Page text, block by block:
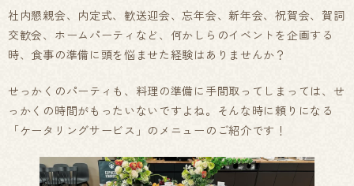
社内懇親会、内定式、歓送迎会、忘年会、新年会、祝賀会、賀詞
交歓会、ホームパーティなど、何かしらのイベントを企画する
時、食事の準備に頭を悩ませた経験はありませんか？
せっかくのパーティも、料理の準備に手間取ってしまっては、せ
っかくの時間がもったいないですよね。そんな時に頼りになる
「ケータリングサービス」のメニューのご紹介です！